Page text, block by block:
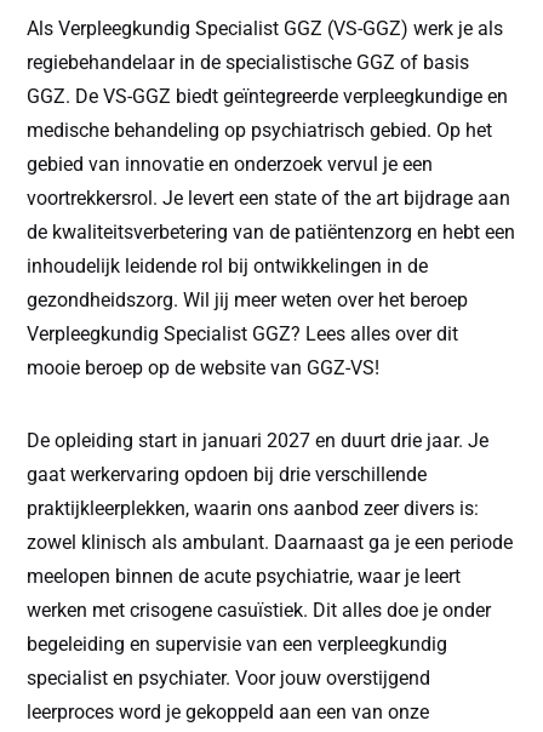
Als Verpleegkundig Specialist GGZ (VS-GGZ) werk je als
regiebehandelaar in de specialistische GGZ of basis
GGZ. De VS-GGZ biedt geïntegreerde verpleegkundige en
medische behandeling op psychiatrisch gebied. Op het
gebied van innovatie en onderzoek vervul je een
voortrekkersrol. Je levert een state of the art bijdrage aan
de kwaliteitsverbetering van de patiëntenzorg en hebt een
inhoudelijk leidende rol bij ontwikkelingen in de
gezondheidszorg. Wil jij meer weten over het beroep
Verpleegkundig Specialist GGZ? Lees alles over dit
mooie beroep op de website van GGZ-VS!
De opleiding start in januari 2027 en duurt drie jaar. Je
gaat werkervaring opdoen bij drie verschillende
praktijkleerplekken, waarin ons aanbod zeer divers is:
zowel klinisch als ambulant. Daarnaast ga je een periode
meelopen binnen de acute psychiatrie, waar je leert
werken met crisogene casuïstiek. Dit alles doe je onder
begeleiding en supervisie van een verpleegkundig
specialist en psychiater. Voor jouw overstijgend
leerproces word je gekoppeld aan een van onze